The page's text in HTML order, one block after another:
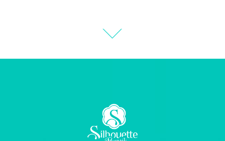
Thiara Ney
Carla Eschberger